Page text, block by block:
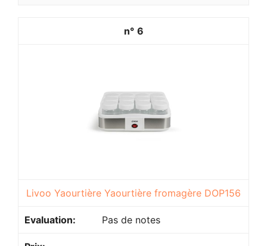
6
Livoo Yaourtière Yaourtière fromagère DOP156
Pas de notes